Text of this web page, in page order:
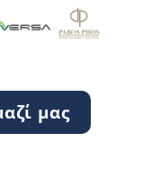
μας